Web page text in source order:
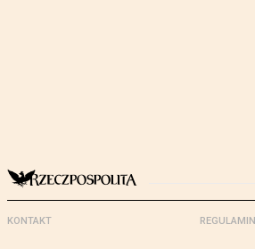
KONTAKT REGULAMIN